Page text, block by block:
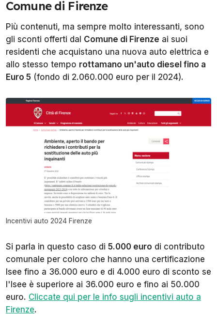
Comune di Firenze
Più contenuti, ma sempre molto interessanti, sono
gli sconti offerti dal Comune di Firenze ai suoi
residenti che acquistano una nuova auto elettrica e
allo stesso tempo rottamano un'auto diesel fino a
Euro 5 (fondo di 2.060.000 euro per il 2024).
Incentivi auto 2024 Firenze
Si parla in questo caso di 5.000 euro di contributo
comunale per coloro che hanno una certificazione
Isee fino a 36.000 euro e di 4.000 euro di sconto se
l'Isee è superiore ai 36.000 euro e fino ai 50.000
euro. Cliccate qui per le info sugli incentivi auto a
Firenze.